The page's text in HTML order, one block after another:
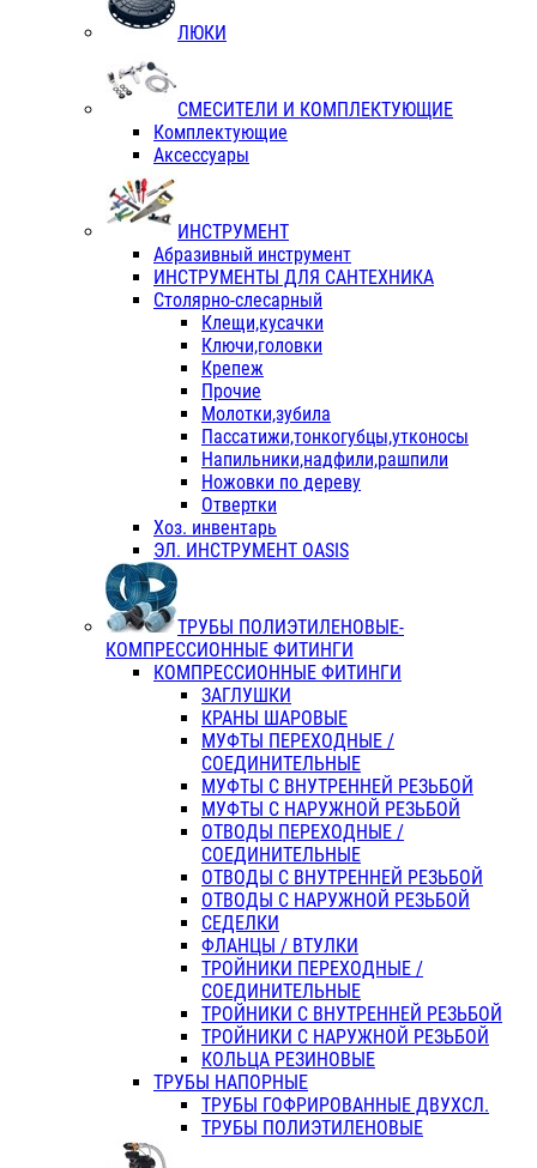
ЛЮКИ
СМЕСИТЕЛИ И КОМПЛЕКТУЮЩИЕ
Комплектующие
Аксессуары
ИНСТРУМЕНТ
Абразивный инструмент
ИНСТРУМЕНТЫ ДЛЯ САНТЕХНИКА
Столярно-слесарный
Клещи,кусачки
Ключи,головки
Крепеж
Прочие
Молотки,зубила
Пассатижи,тонкогубцы,утконосы
Напильники,надфили,рашпили
Ножовки по дереву
Отвертки
Хоз. инвентарь
ЭЛ. ИНСТРУМЕНТ OASIS
ТРУБЫ ПОЛИЭТИЛЕНОВЫЕ-
КОМПРЕССИОННЫЕ ФИТИНГИ
КОМПРЕССИОННЫЕ ФИТИНГИ
ЗАГЛУШКИ
КРАНЫ ШАРОВЫЕ
МУФТЫ ПЕРЕХОДНЫЕ /
СОЕДИНИТЕЛЬНЫЕ
МУФТЫ С ВНУТРЕННЕЙ РЕЗЬБОЙ
МУФТЫ С НАРУЖНОЙ РЕЗЬБОЙ
ОТВОДЫ ПЕРЕХОДНЫЕ /
СОЕДИНИТЕЛЬНЫЕ
ОТВОДЫ С ВНУТРЕННЕЙ РЕЗЬБОЙ
ОТВОДЫ С НАРУЖНОЙ РЕЗЬБОЙ
СЕДЕЛКИ
ФЛАНЦЫ / ВТУЛКИ
ТРОЙНИКИ ПЕРЕХОДНЫЕ /
СОЕДИНИТЕЛЬНЫЕ
ТРОЙНИКИ С ВНУТРЕННЕЙ РЕЗЬБОЙ
ТРОЙНИКИ С НАРУЖНОЙ РЕЗЬБОЙ
КОЛЬЦА РЕЗИНОВЫЕ
ТРУБЫ НАПОРНЫЕ
ТРУБЫ ГОФРИРОВАННЫЕ ДВУХСЛ.
ТРУБЫ ПОЛИЭТИЛЕНОВЫЕ